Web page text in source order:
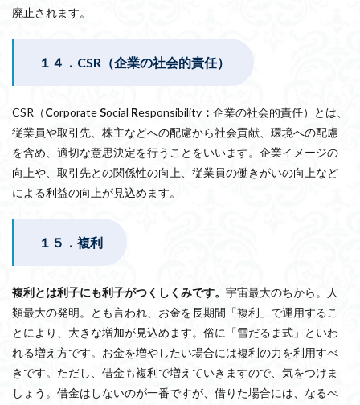
廃止されます。
１４．CSR（企業の社会的責任）
CSR（CorporateSocial Responsibility ： 企業の社会的責任）とは、
従業員や取引先、株主などへの配慮から社会貢献、環境への配慮
を含め、適切な意思決定を行うことをいいます。企業イメージの
向上や、取引先との関係性の向上、従業員の働きがいの向上など
による利益の向上が見込めます。
１５．複利
複利とは利子にも利子がつくしくみです。 宇宙最大のちから。人
類最大の発明。とも言われ、お金を長期間「複利」で運用するこ
とにより、大きな増加が見込めます。俗に「雪だるま式」といわ
れる増え方です。お金を増やしたい場合には複利の力を利用すべ
きです。ただし、借金も複利で増えていきますので、気をつけま
しょう。借金はしないのが一番ですが、借りた場合には、なるべ